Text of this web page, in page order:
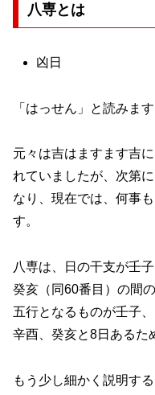
八専とは
凶日
「はっせん」と読みます
元々は吉はますます吉
れていましたが、次第
なり、現在では、何事
す。
八専は、日の干支が壬
癸亥（同60番目）の間
五行となるものが壬子
辛酉、癸亥と8日あるた
もう少し細かく説明す